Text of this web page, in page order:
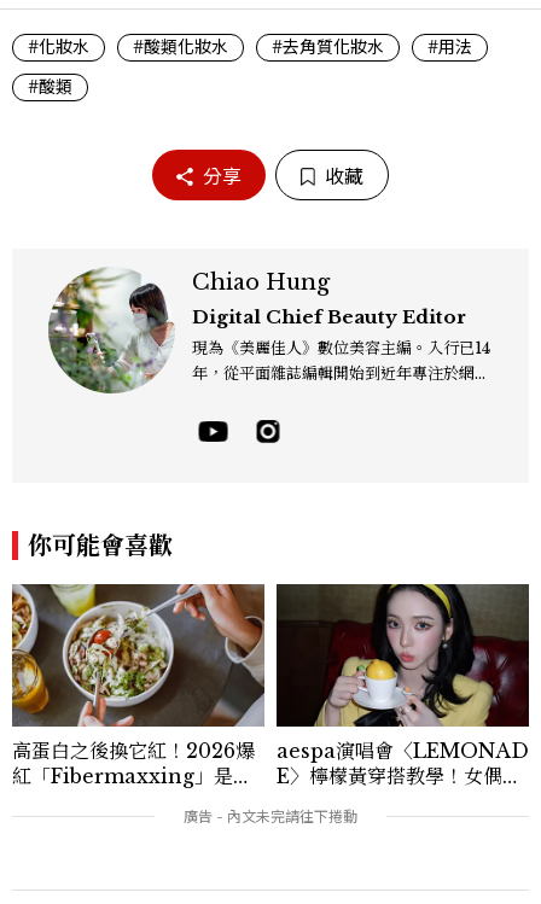
#化妝水 #酸類化妝水 #去角質化妝水
#用法
#酸類
分享 收藏
Chiao Hung
Digital Chief Beauty Editor
現為《美麗佳人》數位美容主編。入行已14
年，從平面雜誌編輯開始到近年專注於網路
耕彩妝、保養、香氛、頭髮...等與美有關的
面向。擅長以細膩敏銳的觀察力，深入報導
你可能會喜歡
高蛋白之後換它紅！2026爆
紅「Fibermaxxing」是什
aespa演唱會〈LEMONAD
E〉檸檬黃穿搭教學！女偶像
必跟上